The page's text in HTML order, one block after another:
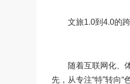
文旅1.0到4.0的跨
随着互联网化、体
先，从专注“特”转向